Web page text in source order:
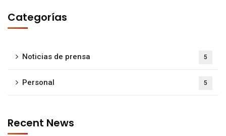
Categorías
Noticias de prensa 5
Personal 5
Recent News